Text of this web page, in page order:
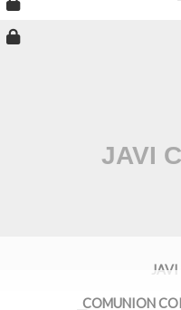
COMUNION